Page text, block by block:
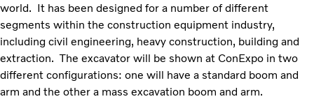
world. It has been designed for a number of different
segments within the construction equipment industry,
including civil engineering, heavy construction, building and
extraction. The excavator will be shown at ConExpo in two
different configurations: one will have a standard boom and
arm and the other a mass excavation boom and arm.